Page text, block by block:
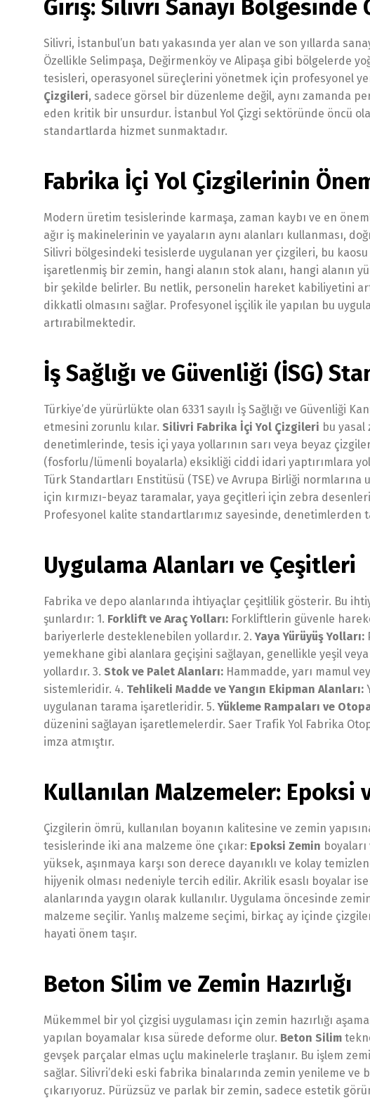
Giriş: Silivri Sanayi Bölgesinde
Silivri, İstanbul’un batı yakasında yer alan ve son yıllarda
Özellikle Selimpaşa, Değirmenköy ve Alipaşa gibi bölgelerde
tesisleri, operasyonel süreçlerini yönetmek için profesyonel
Çizgileri, sadece görsel bir düzenleme değil, aynı zamanda
eden kritik bir unsurdur. İstanbul Yol Çizgi sektöründe öncü
standartlarda hizmet sunmaktadır.
Fabrika İçi Yol Çizgilerinin
Modern üretim tesislerinde karmaşa, zaman kaybı ve en
ağır iş makinelerinin ve yayaların aynı alanları kullanması,
Silivri bölgesindeki tesislerde uygulanan yer çizgileri, bu
işaretlenmiş bir zemin, hangi alanın stok alanı, hangi alanın
bir şekilde belirler. Bu netlik, personelin hareket kabiliyetini
dikkatli olmasını sağlar. Profesyonel işçilik ile yapılan bu
artırabilmektedir.
İş Sağlığı ve Güvenliği (İSG)
Türkiye’de yürürlükte olan 6331 sayılı İş Sağlığı ve Güvenliği
etmesini zorunlu kılar. Silivri Fabrika İçi Yol Çizgileri bu
denetimlerinde, tesis içi yaya yollarının sarı veya beyaz
(fosforlu/lümenli boyalarla) eksikliği ciddi idari yaptırımlara
Türk Standartları Enstitüsü (TSE) ve Avrupa Birliği
için kırmızı-beyaz taramalar, yaya geçitleri için zebra
Profesyonel kalite standartlarımız sayesinde, denetimlerden
Uygulama Alanları ve Çeşitleri
Fabrika ve depo alanlarında ihtiyaçlar çeşitlilik gösterir. Bu
şunlardır: 1. Forklift ve Araç Yolları: Forkliftlerin güvenle
bariyerlerle desteklenebilen yollardır. 2.Yaya Yürüyüş Yolları:
yemekhane gibi alanlara geçişini sağlayan, genellikle yeşil
yollardır. 3. Stok ve Palet Alanları: Hammadde, yarı mamul
sistemleridir. 4. Tehlikeli Madde ve Yangın Ekipman Alanları:
uygulanan tarama işaretleridir. 5.Yükleme Rampaları ve
düzenini sağlayan işaretlemelerdir. Saer Trafik Yol Fabrika
imza atmıştır.
Kullanılan Malzemeler: Epoksi
Çizgilerin ömrü, kullanılan boyanın kalitesine ve zemin
tesislerinde iki ana malzeme öne çıkar: Epoksi Zemin
yüksek, aşınmaya karşı son derece dayanıklı ve kolay
hijyenik olması nedeniyle tercih edilir. Akrilik esaslı boyalar
alanlarında yaygın olarak kullanılır. Uygulama öncesinde
malzeme seçilir. Yanlış malzeme seçimi, birkaç ay içinde
hayati önem taşır.
Beton Silim ve Zemin Hazırlığı
Mükemmel bir yol çizgisi uygulaması için zemin hazırlığı
yapılan boyamalar kısa sürede deforme olur. Beton Silim
gevşek parçalar elmas uçlu makinelerle traşlanır. Bu işlem
sağlar. Silivri’deki eski fabrika binalarında zemin yenileme
çıkarıyoruz. Pürüzsüz ve parlak bir zemin, sadece estetik